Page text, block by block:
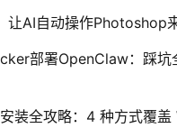
让AI自动操作Photoshop
部署OpenClaw：踩坑
装全攻略：4 种方式覆